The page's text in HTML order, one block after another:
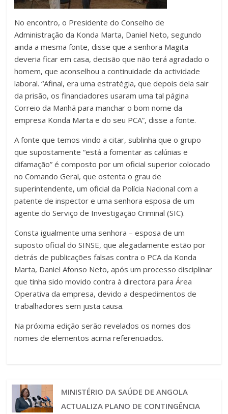
No encontro, o Presidente do Conselho de
Administração da Konda Marta, Daniel Neto, segundo
ainda a mesma fonte, disse que a senhora Magita
deveria ficar em casa, decisão que não terá agradado o
homem, que aconselhou a continuidade da actividade
laboral. “Afinal, era uma estratégia, que depois dela sair
da prisão, os financiadores usaram uma tal página
Correio da Manhã para manchar o bom nome da
empresa Konda Marta e do seu PCA”, disse a fonte.
A fonte que temos vindo a citar, sublinha que o grupo
que supostamente “está a fomentar as calúnias e
difamação” é composto por um oficial superior colocado
no Comando Geral, que ostenta o grau de
superintendente, um oficial da Polícia Nacional com a
patente de inspector e uma senhora esposa de um
agente do Serviço de Investigação Criminal (SIC).
Consta igualmente uma senhora – esposa de um
suposto oficial do SINSE, que alegadamente estão por
detrás de publicações falsas contra o PCA da Konda
Marta, Daniel Afonso Neto, após um processo disciplinar
que tinha sido movido contra à directora para Área
Operativa da empresa, devido a despedimentos de
trabalhadores sem justa causa.
Na próxima edição serão revelados os nomes dos
nomes de elementos acima referenciados.
MINISTÉRIO DA SAÚDE DE ANGOLA
ACTUALIZA PLANO DE CONTINGÊNCIA